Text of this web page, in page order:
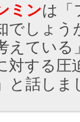
ミンは「
でしょう
えている
対する圧
と話しま